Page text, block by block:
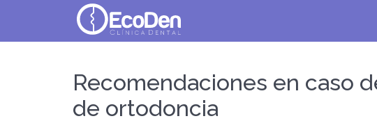
EcoDen
Recomendaciones en caso
de ortodoncia